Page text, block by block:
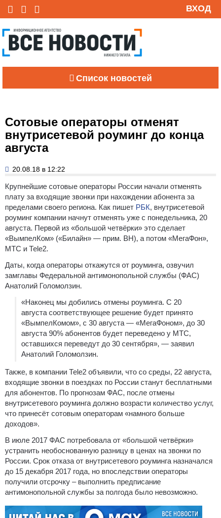
ВХОД
Список новостей
Сотовые операторы отменят
внутрисетевой роуминг до конца
августа
20.08.18 в 12:22
Крупнейшие сотовые операторы России начали отменять
плату за входящие звонки при нахождении абонента за
пределами своего региона. Как пишет РБК, внутрисетевой
роуминг компании начнут отменять уже с понедельника, 20
августа. Первой из «большой четвёрки» это сделает
«ВымпелКом» («Билайн» — прим. ВН), а потом «МегаФон»,
МТС и Теlе2.
Даты, когда операторы откажутся от роуминга, озвучил
замглавы Федеральной антимонопольной службы (ФАС)
Анатолий Голомолзин.
«Наконец мы добились отмены роуминга. С 20
августа соответствующее решение будет принято
«ВымпелКомом», с 30 августа — «МегаФоном», до 30
августа 90% абонентов будет переведено у МТС,
оставшихся переведут до 30 сентября», — заявил
Анатолий Голомолзин.
Также, в компании Теle2 объявили, что со среды, 22 августа,
входящие звонки в поездках по России станут бесплатными
для абонентов. По прогнозам ФАС, после отмены
внутрисетевого роуминга должно возрасти количество услуг,
что принесёт сотовым операторам «намного больше
доходов».
В июле 2017 ФАС потребовала от «большой четвёрки»
устранить необоснованную разницу в ценах на звонки по
России. Срок отказа от внутрисетевого роуминга назначался
до 15 декабря 2017 года, но впоследствии операторы
получили отсрочку – выполнить предписание
антимонопольной службы за полгода было невозможно.